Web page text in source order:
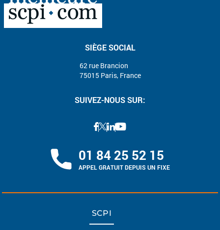
SIÈGE SOCIAL
62 rue Brancion
75015 Paris, France
SUIVEZ-NOUS SUR:
01 84 25 52 15
APPEL GRATUIT DEPUIS UN FIXE
SCPI